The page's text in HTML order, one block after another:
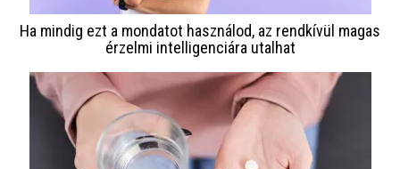
Ha mindig ezt a mondatot használod, az rendkívül magas
érzelmi intelligenciára utalhat